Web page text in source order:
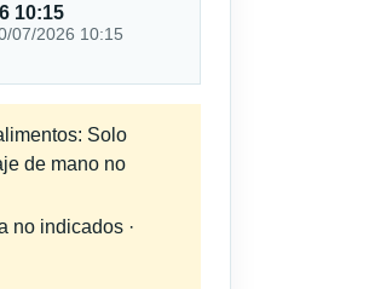
10:15
07/2026 10:15
Solo
de mano no
no indicados ·